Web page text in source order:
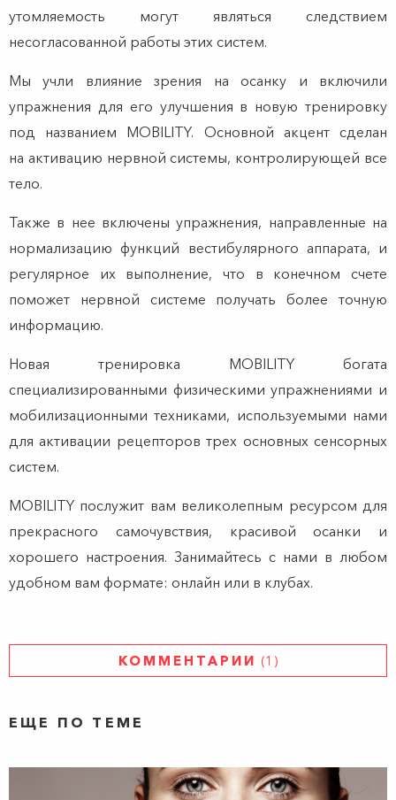
утомляемость могут являться следствием
несогласованной работы этих систем.
Мы учли влияние зрения на осанку и включили
упражнения для его улучшения в новую тренировку
под названием MOBILITY. Основной акцент сделан
на активацию нервной системы, контролирующей все
тело.
Также в нее включены упражнения, направленные на
нормализацию функций вестибулярного аппарата, и
регулярное их выполнение, что в конечном счете
поможет нервной системе получать более точную
информацию.
Новая тренировка MOBILITY богата
специализированными физическими упражнениями и
мобилизационными техниками, используемыми нами
для активации рецепторов трех основных сенсорных
систем.
MOBILITY послужит вам великолепным ресурсом для
прекрасного самочувствия, красивой осанки и
хорошего настроения. Занимайтесь с нами в любом
удобном вам формате: онлайн или в клубах.
КОММЕНТАРИИ (1)
ЕЩЕ ПО ТЕМЕ